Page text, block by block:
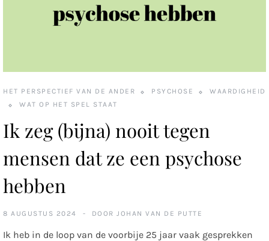
HET PERSPECTIEF VAN DE ANDER PSYCHOSE
WAARDIGHEID
WAT OP HET SPEL STAAT
Ik zeg (bijna) nooit tegen
mensen dat ze een psychose
hebben
8 AUGUSTUS 2024 DOOR JOHAN VAN DE PUTTE
Ik heb in de loop van de voorbije 25 jaar vaak gesprekken